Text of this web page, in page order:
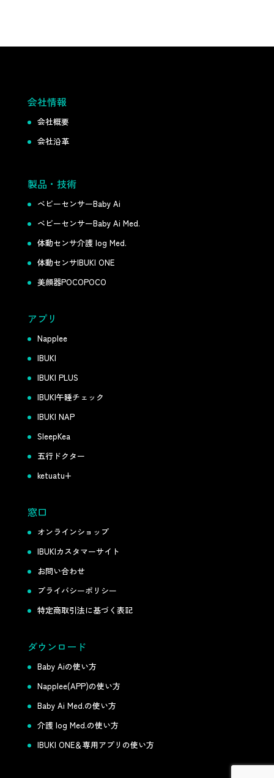
会社情報
会社概要
会社沿革
製品・技術
ベビーセンサーBaby Ai
ベビーセンサーBaby Ai Med.
体動センサ介護 log Med.
体動センサIBUKI ONE
美顔器POCOPOCO
アプリ
Napplee
IBUKI
IBUKI PLUS
IBUKI午睡チェック
IBUKI NAP
SleepKea
五行ドクター
ketuatu+
窓口
オンラインショップ
IBUKIカスタマーサイト
お問い合わせ
プライバシーポリシー
特定商取引法に基づく表記
ダウンロード
Baby Aiの使い方
Napplee(APP)の使い方
Baby Ai Med.の使い方
介護 log Med.の使い方
IBUKI ONE＆専用アプリの使い方